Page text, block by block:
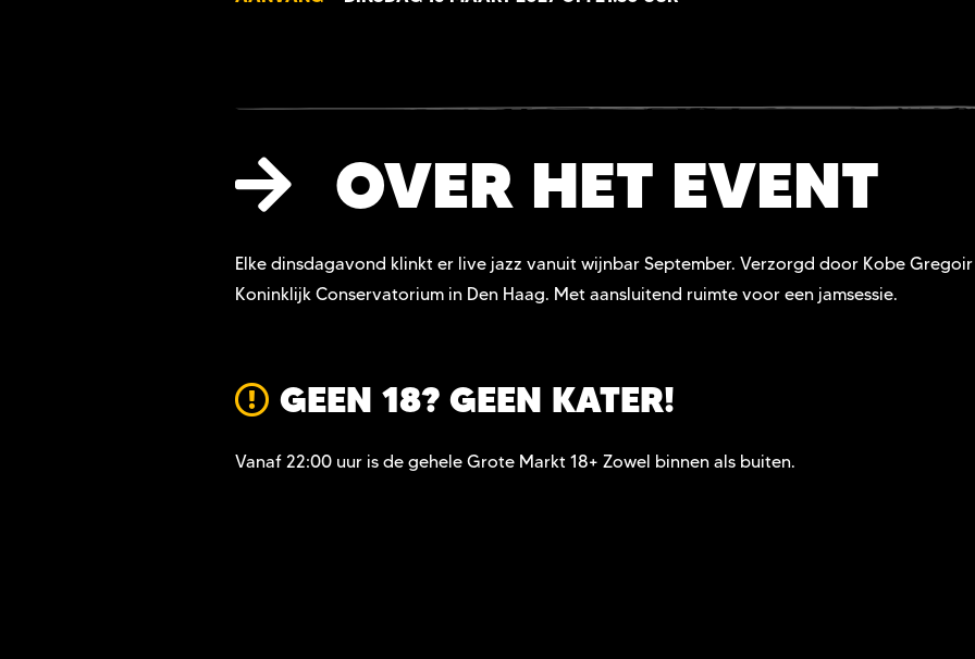
OVER HET EVENT
Elke dinsdagavond klinkt er live jazz vanuit wijnbar September. Verzorgd door Kobe
Koninklijk Conservatorium in Den Haag. Met aansluitend ruimte voor een jamsessie.
GEEN 18? GEEN KATER!
Vanaf 22:00 uur is de gehele Grote Markt 18+ Zowel binnen als buiten.